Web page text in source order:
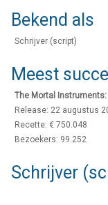
Bekend als
Schrijver (script)
Meest
The Mortal
Release: 22 augustus
Recette: € 750.048
Bezoekers: 99.252
Schrijver